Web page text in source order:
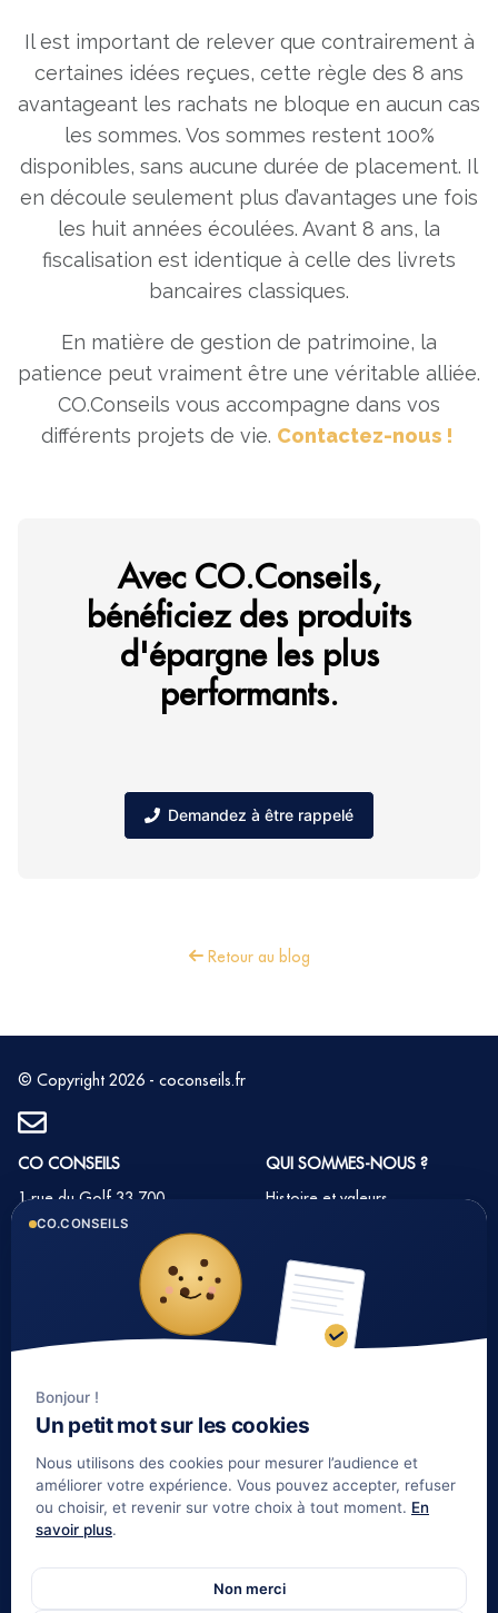
Il est important de relever que contrairement à
certaines idées reçues, cette règle des 8 ans
avantageant les rachats ne bloque en aucun cas
les sommes. Vos sommes restent 100%
disponibles, sans aucune durée de placement. Il
en découle seulement plus d’avantages une fois
les huit années écoulées. Avant 8 ans, la
fiscalisation est identique à celle des livrets
bancaires classiques.
En matière de gestion de patrimoine, la
patience peut vraiment être une véritable alliée.
CO.Conseils vous accompagne dans vos
différents projets de vie. Contactez-nous !
Avec CO.Conseils,
bénéficiez des produits
d'épargne les plus
performants.
Demandez à être rappelé
Retour au blog
© Copyright 2026 - coconseils.fr
CO CONSEILS
1 rue du Golf 33 700
MERIGNAC
Tél : 05 35 54 22 54
QUI SOMMES-NOUS ?
Histoire et valeurs
Nos partenaires
Notre méthode
Nos tarifs immobilier
LIENS UTILES
Informations complémentaires
Mentions légales
Politique de confidentialité
Gestion de patrimoine Bordeaux
CO.CONSEILS
Bonjour !
Un petit mot sur les cookies
Nous utilisons des cookies pour mesurer l’audience et
améliorer votre expérience. Vous pouvez accepter, refuser
ou choisir, et revenir sur votre choix à tout moment. En
savoir plus.
Non merci